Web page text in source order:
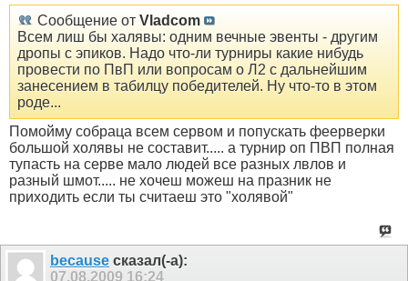
Сообщение от Vladcom
Всем лиш бы халявы: одним вечные эвенты - другим
дропы с эпиков. Надо что-ли турниры какие нибудь
провести по ПвП или вопросам о Л2 с дальнейшим
занесением в табилцу победителей. Ну что-то в этом
роде...
Помойму собраца всем сервом и попускать феерверки
большой холявы не составит..... а турнир оп ПВП полная
тупасть на серве мало людей все разных лвлов и
разный шмот..... не хочеш можеш на празник не
приходить если ты считаеш это "холявой"
because сказал(-а):
07.08.2009 16:24